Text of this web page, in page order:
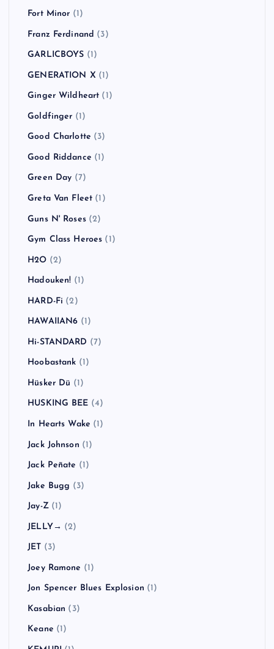
Fort Minor (1)
Franz Ferdinand (3)
GARLICBOYS (1)
GENERATION X (1)
Ginger Wildheart (1)
Goldfinger (1)
Good Charlotte (3)
Good Riddance (1)
Green Day (7)
Greta Van Fleet (1)
Guns N' Roses(2)
Gym Class Heroes (1)
H2O (2)
Hadouken! (1)
HARD-Fi (2)
HAWAIIAN6 (1)
Hi-STANDARD (7)
Hoobastank (1)
Hüsker Dü (1)
HUSKING BEE (4)
In Hearts Wake (1)
Jack Johnson (1)
Jack Peñate (1)
Jake Bugg (3)
Jay-Z(1)
JELLY→ (2)
JET (3)
Joey Ramone (1)
Jon Spencer Blues Explosion (1)
Kasabian (3)
Keane (1)